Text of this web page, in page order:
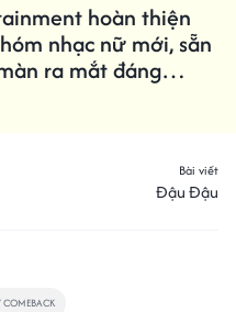
hoàn thiện
nhạc nữ mới, sẵn
ra mắt đáng
Bài viết
Đậu Đậu
COMEBACK